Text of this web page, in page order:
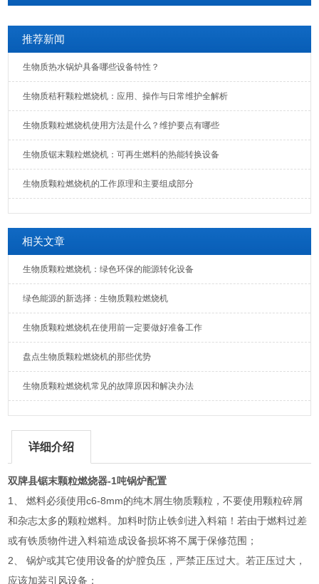
推荐新闻
生物质热水锅炉具备哪些设备特性？
生物质秸秆颗粒燃烧机：应用、操作与日常维护全解析
生物质颗粒燃烧机使用方法是什么？维护要点有哪些
生物质锯末颗粒燃烧机：可再生燃料的热能转换设备
生物质颗粒燃烧机的工作原理和主要组成部分
相关文章
生物质颗粒燃烧机：绿色环保的能源转化设备
绿色能源的新选择：生物质颗粒燃烧机
生物质颗粒燃烧机在使用前一定要做好准备工作
盘点生物质颗粒燃烧机的那些优势
生物质颗粒燃烧机常见的故障原因和解决办法
详细介绍
双牌县锯末颗粒燃烧器-1吨锅炉配置
1、 燃料必须使用c6-8mm的纯木屑生物质颗粒，不要使用颗粒碎屑
和杂志太多的颗粒燃料。加料时防止铁剑进入料箱！若由于燃料过差
或有铁质物件进入料箱造成设备损坏将不属于保修范围；
2、 锅炉或其它使用设备的炉膛负压，严禁正压过大。若正压过大，
应该加装引风设备；